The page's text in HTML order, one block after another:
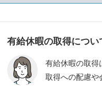
有給休暇の取得につい
有給休暇の取得
取得への配慮や